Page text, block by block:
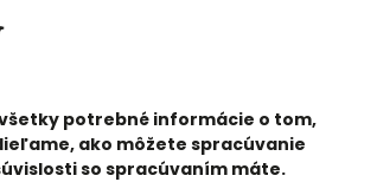
potrebné informácie o tom,
ako môžete spracúvanie
so spracúvaním máte.